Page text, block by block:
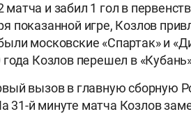
и забил 1 гол в
показанной игре, Козлов
московские «Спартак» и
Козлов перешел в
вызов в главную сборную
31-й минуте матча Козлов